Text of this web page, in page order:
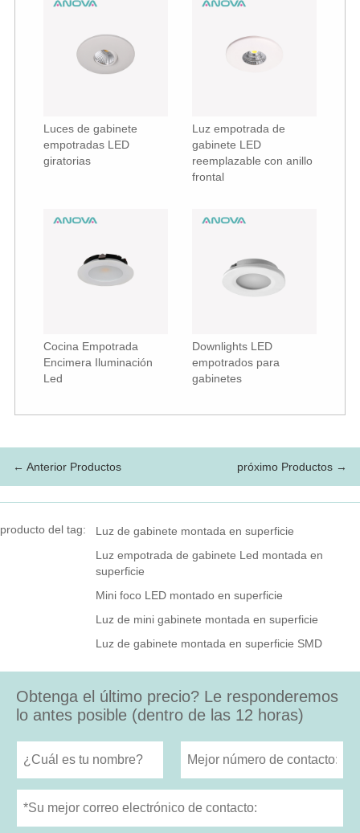
Luces de gabinete
empotradas LED
giratorias
Luz empotrada de
gabinete LED
reemplazable con anillo
frontal
Cocina Empotrada
Encimera Iluminación
Led
Downlights LED
empotrados para
gabinetes
← Anterior Productos próximo Productos →
producto del tag:
Luz de gabinete montada en superficie
Luz empotrada de gabinete Led montada en
superficie
Mini foco LED montado en superficie
Luz de mini gabinete montada en superficie
Luz de gabinete montada en superficie SMD
Obtenga el último precio? Le responderemos
lo antes posible (dentro de las 12 horas)